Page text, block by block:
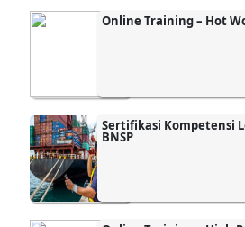
Online Training – Hot
Sertifikasi Kompetensi
BNSP